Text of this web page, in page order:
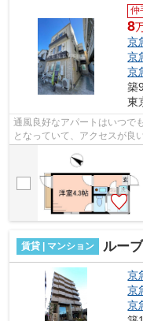
仲
8
京
京
京
築
東
通風良好なアパートはいつで
となっていて、アクセスが良
賃貸 | マンション ルー
京
京
京